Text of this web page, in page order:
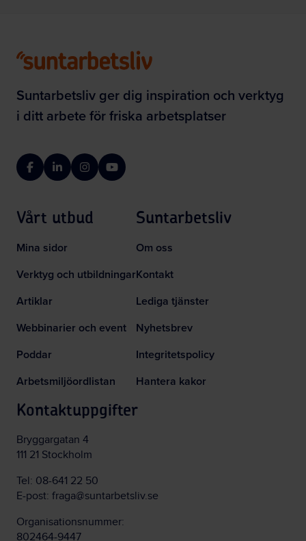
Suntarbetsliv ger dig inspiration och verktyg
i ditt arbete för friska arbetsplatser
FacebookLinkedInInstagramYouTube
Vårt utbud
Mina sidor
Verktyg och utbildningar
Artiklar
Webbinarier och event
Poddar
Arbetsmiljöordlistan
Suntarbetsliv
Om oss
Kontakt
Lediga tjänster
Nyhetsbrev
Integritetspolicy
Hantera kakor
Kontaktuppgifter
Bryggargatan 4
111 21 Stockholm
Tel: 08-641 22 50
E-post: fraga@suntarbetsliv.se
Organisationsnummer:
802464-9447